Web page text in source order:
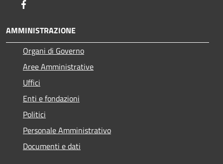
AMMINISTRAZIONE
Organi di Governo
Aree Amministrative
Uffici
Enti e fondazioni
Politici
Personale Amministrativo
Documenti e dati